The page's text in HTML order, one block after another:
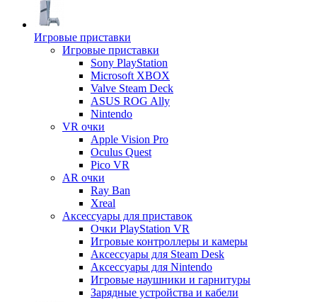
Игровые приставки
Игровые приставки
Sony PlayStation
Microsoft XBOX
Valve Steam Deck
ASUS ROG Ally
Nintendo
VR очки
Apple Vision Pro
Oculus Quest
Pico VR
AR очки
Ray Ban
Xreal
Аксессуары для приставок
Очки PlayStation VR
Игровые контроллеры и камеры
Аксессуары для Steam Desk
Аксессуары для Nintendo
Игровые наушники и гарнитуры
Зарядные устройства и кабели